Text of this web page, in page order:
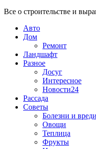
Все о строительстве и
Авто
Дом
Ремонт
Ландшафт
Разное
Досуг
Интересное
Новости24
Рассада
Советы
Болезни и
Овощи
Теплица
Фрукты